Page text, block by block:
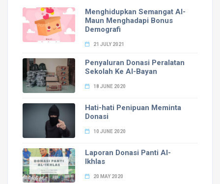
Menghidupkan Semangat Al-
Maun Menghadapi Bonus
Demografi
21 JULY 2021
Penyaluran Donasi Peralatan
Sekolah Ke Al-Bayan
18 JUNE 2020
Hati-hati Penipuan Meminta
Donasi
10 JUNE 2020
Laporan Donasi Panti Al-
Ikhlas
20 MAY 2020